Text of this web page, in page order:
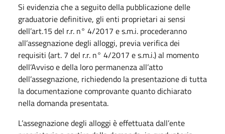
Si evidenzia che a seguito della pubblicazione delle
graduatorie definitive, gli enti proprietari ai sensi
dell’art.15 del r.r. n° 4/2017 e s.m.i. procederanno
all’assegnazione degli alloggi, previa verifica dei
requisiti (art. 7 del r.r. n° 4/2017 e s.m.i.) al momento
dell’Avviso e della loro permanenza all’atto
dell’assegnazione, richiedendo la presentazione di tutta
la documentazione comprovante quanto dichiarato
nella domanda presentata.
L’assegnazione degli alloggi è effettuata dall’ente